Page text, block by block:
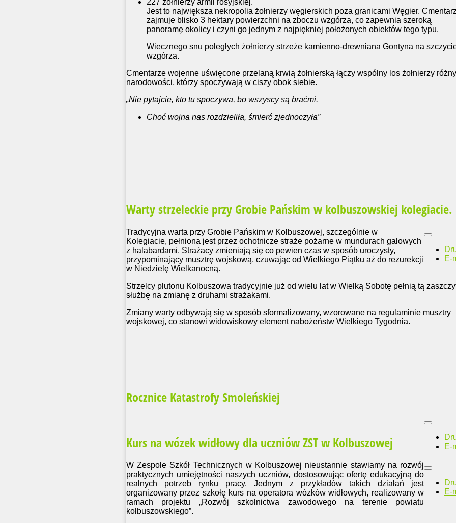
Jest to największa nekropolia żołnierzy węgierskich poza granicami Węgier. Cmentarz
zajmuje blisko 3 hektary powierzchni na zboczu wzgórza, co zapewnia szeroką
panoramę okolicy i czyni go jednym z najpiękniej położonych obiektów tego typu.
Wiecznego snu poległych żołnierzy strzeże kamienno-drewniana Gontyna na
wzgórza.
Cmentarze wojenne uświęcone przelaną krwią żołnierską łączy wspólny los żołnierzy
narodowości, którzy spoczywają w ciszy obok siebie.
„Nie pytajcie, kto tu spoczywa, bo wszyscy są braćmi.
Choć wojna nas rozdzieliła, śmierć zjednoczyła”
Warty strzeleckie przy Grobie Pańskim w kolbuszowskiej kolegiacie.
E-
Tradycyjna warta przy Grobie Pańskim w Kolbuszowej, szczególnie w
Kolegiacie, pełniona jest przez ochotnicze straże pożarne w mundurach galowych
z halabardami. Strażacy zmieniają się co pewien czas w sposób uroczysty,
przypominający musztrę wojskową, czuwając od Wielkiego Piątku aż do rezurekcji
w Niedzielę Wielkanocną.
Strzelcy plutonu Kolbuszowa tradycyjnie już od wielu lat w Wielką Sobotę pełnią tą
służbę na zmianę z druhami strażakami.
Zmiany warty odbywają się w sposób sformalizowany, wzorowane na regulaminie musztry
wojskowej, co stanowi widowiskowy element nabożeństw Wielkiego Tygodnia.
Rocznice Katastrofy Smoleńskiej
E-
Kurs na wózek widłowy dla uczniów ZST w Kolbuszowej
E-
W Zespole Szkół Technicznych w Kolbuszowej nieustannie stawiamy na rozwój
praktycznych umiejętności naszych uczniów, dostosowując ofertę edukacyjną do
realnych potrzeb rynku pracy. Jednym z przykładów takich działań jest
organizowany przez szkołę kurs na operatora wózków widłowych, realizowany w
ramach projektu „Rozwój szkolnictwa zawodowego na terenie powiatu
kolbuszowskiego”.